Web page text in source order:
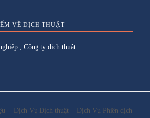
VỀ DỊCH THUẬT
, Công ty dịch thuật
Dịch Vụ Dịch thuật Dịch Vụ Phiên dịch